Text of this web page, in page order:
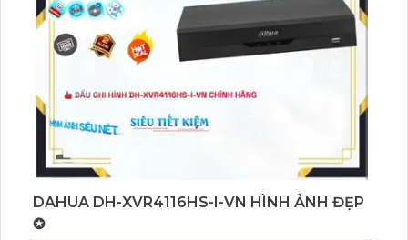
còn có khả năng xử lý hình ảnh đẹp, cho phép nhận
diện rõ nét các chi tiết quan trọng. Đặc biệt, camera
còn quan trọng hình ảnh ban đêm với khoảng cách
quanh 24/7.
DAHUA DH-XVR4116HS-I-VN HÌNH ẢNH ĐẸP
✪